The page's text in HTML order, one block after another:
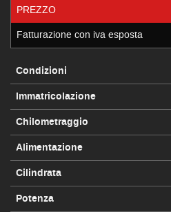
PREZZO
Fatturazione con iva esposta
Condizioni
Immatricolazione
Chilometraggio
Alimentazione
Cilindrata
Potenza